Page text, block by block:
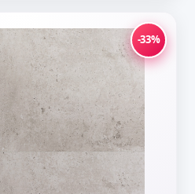
-33%